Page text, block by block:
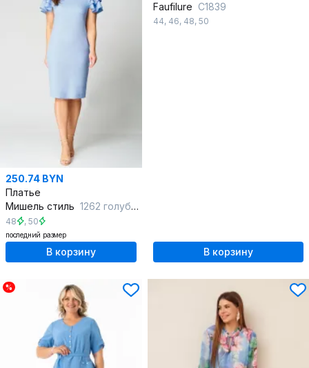
250.74 BYN
Платье
Мишель стиль 1262 голубой
48 , 50
последний размер
В корзину
Faufilure C1839
44, 46, 48, 50
В корзину
%